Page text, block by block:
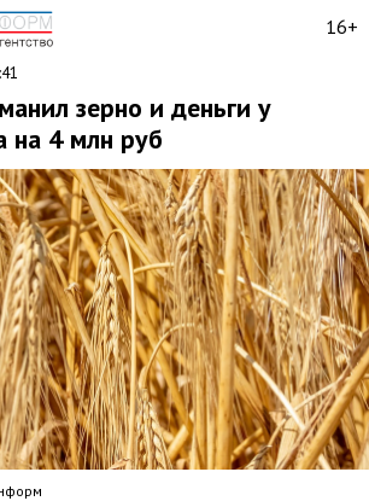
16+
зерно и деньги у
на 4 млн руб